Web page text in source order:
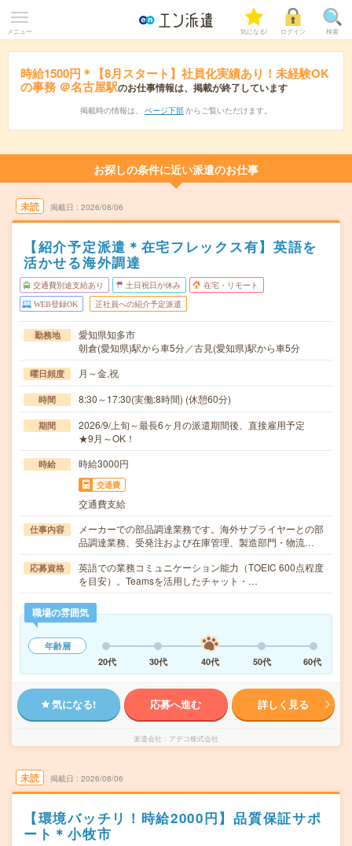
メニュー 気になる! ログイン 検索
時給1500円＊【8月スタート】社員化実績あり！未経験OK
の事務 ＠名古屋駅のお仕事情報は、掲載が終了しています
掲載時の情報は、 ページ下部 からご覧いただけます。
お探しの条件に近い派遣のお仕事
未読 掲載日 2026/08/06
【紹介予定派遣＊在宅フレックス有】英語を
活かせる海外調達
交通費別途支給あり 土日祝日が休み 在宅・リモート
WEB登録OK 正社員への紹介予定派遣
勤務地
愛知県知多市
朝倉(愛知県)駅から車5分／古見(愛知県)駅から車5分
曜日頻度 月～金,祝
時間 8:30～17:30(実働:8時間) (休憩60分)
期間
2026/9/上旬～最長6ヶ月の派遣期間後、直接雇用予定
★9月～OK！
時給 時給3000円
交通費
交通費支給
仕事内容
メーカーでの部品調達業務です。海外サプライヤーとの部
品調達業務、受発注および在庫管理、製造部門・物流…
応募資格
英語での業務コミュニケーション能力（TOEIC 600点程度
を目安）。Teamsを活用したチャット・…
職場の雰囲気
年齢層
20代
30代 40代 50代 60代
気になる! 応募へ進む 詳しく見る
派遣会社 アデコ株式会社
未読 掲載日 2026/08/06
【環境バッチリ！時給2000円】品質保証サポ
ート＊小牧市